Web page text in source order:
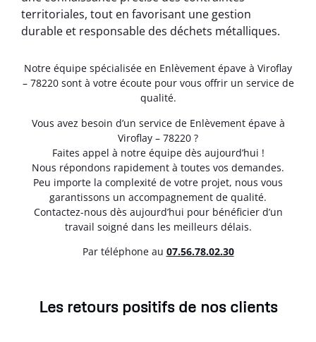
territoriales, tout en favorisant une gestion
durable et responsable des déchets métalliques.
Notre équipe spécialisée en Enlèvement épave à Viroflay
– 78220 sont à votre écoute pour vous offrir un service de
qualité.
Vous avez besoin d’un service de Enlèvement épave à
Viroflay – 78220 ?
Faites appel à notre équipe dès aujourd’hui !
Nous répondons rapidement à toutes vos demandes.
Peu importe la complexité de votre projet, nous vous
garantissons un accompagnement de qualité.
Contactez-nous dès aujourd’hui pour bénéficier d’un
travail soigné dans les meilleurs délais.
Par téléphone au 07.56.78.02.30
Les retours positifs de nos clients